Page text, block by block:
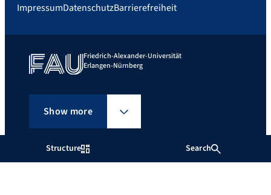
Structure Search
ImpressumDatenschutzBarrierefreiheit
Friedrich-Alexander-Universität
Erlangen-Nürnberg
Show more